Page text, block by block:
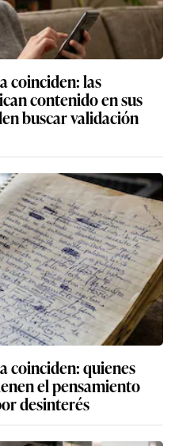
coinciden: las
contenido en sus
buscar validación
coinciden: quienes
el pensamiento
desinterés